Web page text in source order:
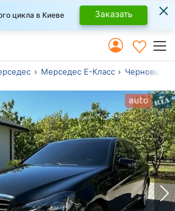
цикла в Киеве Заказать ×
Мерседес Е-Класс Черновцы